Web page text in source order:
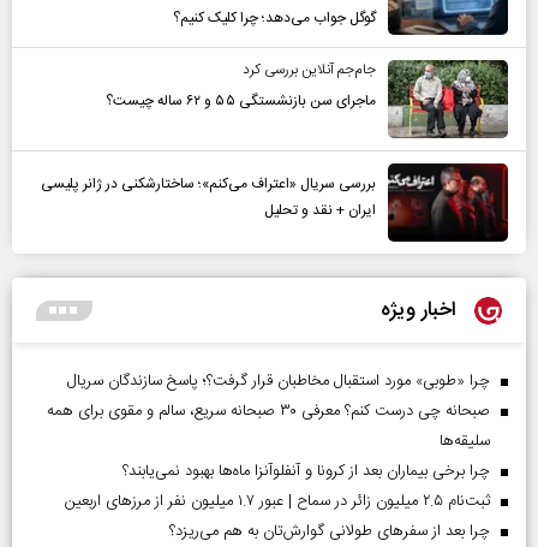
گوگل جواب می‌دهد؛ چرا کلیک کنیم؟
جام‌جم آنلاین بررسی کرد
ماجرای سن بازنشستگی ۵۵ و ۶۲ ساله چیست؟
بررسی سریال «اعتراف می‌کنم»؛ ساختارشکنی در ژانر پلیسی
ایران + نقد و تحلیل
اخبار ویژه
چرا «طوبی» مورد استقبال مخاطبان قرار گرفت؟؛ پاسخ سازندگان سریال
صبحانه چی درست کنم؟ معرفی ۳۰ صبحانه سریع، سالم و مقوی برای همه
سلیقه‌ها
چرا برخی بیماران بعد از کرونا و آنفلوآنزا ماه‌ها بهبود نمی‌یابند؟
ثبت‌نام ۲.۵ میلیون زائر در سماح | عبور ۱.۷ میلیون نفر از مرز‌های اربعین
چرا بعد از سفرهای طولانی گوارش‌تان به هم می‌ریزد؟